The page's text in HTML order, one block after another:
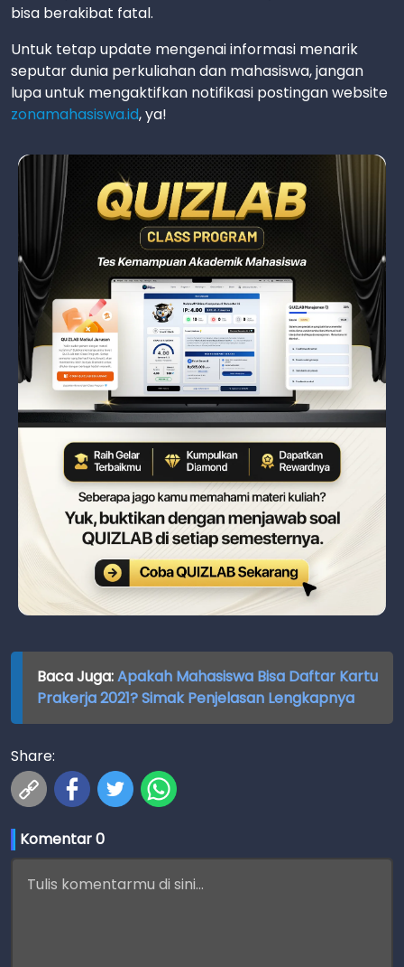
bisa berakibat fatal.
Untuk tetap update mengenai informasi menarik
seputar dunia perkuliahan dan mahasiswa, jangan
lupa untuk mengaktifkan notifikasi postingan website
zonamahasiswa.id, ya!
Baca Juga:Apakah Mahasiswa Bisa Daftar Kartu
Prakerja 2021? Simak Penjelasan Lengkapnya
Share:
Komentar 0